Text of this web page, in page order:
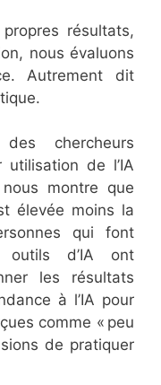
résultats,
nous évaluons
Autrement dit
chercheurs
de l’IA
montre que
élevée moins la
qui font
outils d’IA ont
les résultats
à l’IA pour
comme « peu
de pratiquer